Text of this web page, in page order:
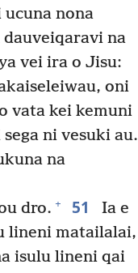
ucuna nona
dauveiqaravi na
vei ira o Jisu:
oni
vata kei kemuni
ni vesuki au.
na
dro. + 51
Ia e
lineni matailalai,
isulu lineni qai